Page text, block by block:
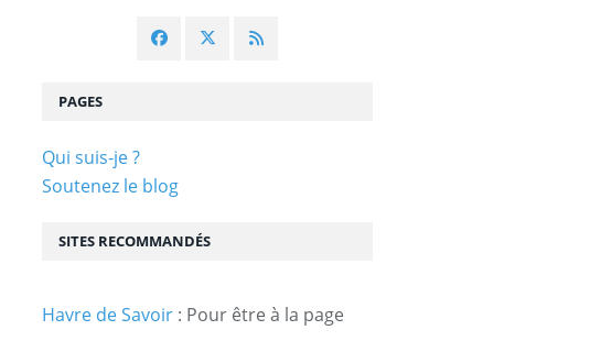
PAGES
Qui suis-je ?
Soutenez le blog
SITES RECOMMANDÉS
Havre de Savoir : Pour être à la page